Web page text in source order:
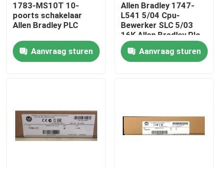
Over ons
1783-MS10T 10-
poorts schakelaar
Allen Bradley PLC
Aanvraag sturen
Allen Bradley 1747-
L541 5/04 Cpu-
Bewerker SLC 5/03
16K Allen Bradley Plc
Controller
Aanvraag sturen